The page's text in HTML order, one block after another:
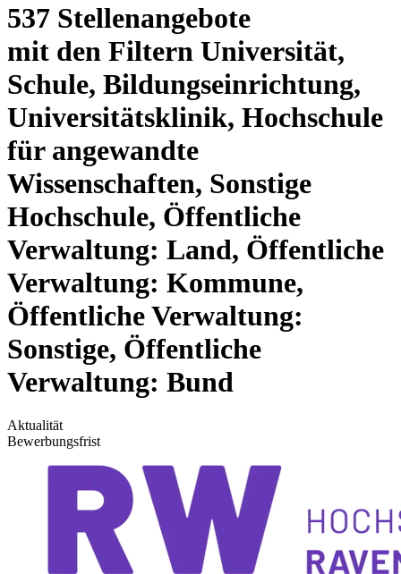
537 Stellenangebote
mit den Filtern Universität,
Schule, Bildungseinrichtung,
Universitätsklinik, Hochschule
für angewandte
Wissenschaften, Sonstige
Hochschule, Öffentliche
Verwaltung: Land, Öffentliche
Verwaltung: Kommune,
Öffentliche Verwaltung:
Sonstige, Öffentliche
Verwaltung: Bund
Aktualität
Bewerbungsfrist